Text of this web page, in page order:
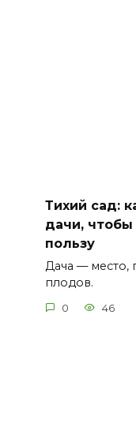
Тихий сад:
дачи,
пользу
Дача — место,
плодов.
0 46